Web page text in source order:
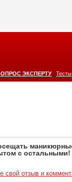
ЭКСПЕРТУ Тесты
с остальными!
свой отзыв и